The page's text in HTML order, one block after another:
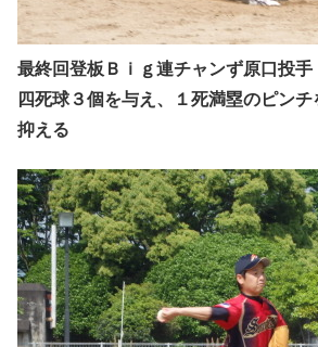
最終回登板Ｂｉｇ連チャンず原口投手
四死球３個を与え、１死満塁のピン
抑える